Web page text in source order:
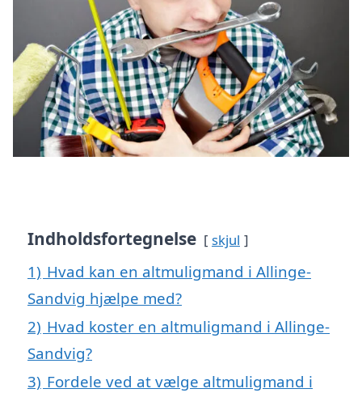
Indholdsfortegnelse skjul
1) Hvad kan en altmuligmand i Allinge-
Sandvig hjælpe med?
2) Hvad koster en altmuligmand i Allinge-
Sandvig?
3) Fordele ved at vælge altmuligmand i